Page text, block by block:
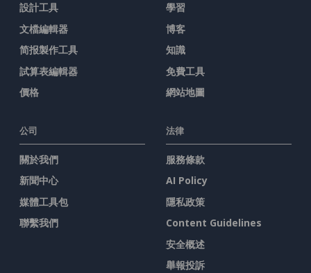
設計工具
文檔編輯器
简报製作工具
試算表編輯器
價格
學習
博客
知識
免費工具
網站地圖
公司
關於我們
新聞中心
媒體工具包
聯繫我們
法律
服務條款
AI Policy
隱私政策
Content Guidelines
安全概述
舉報投訴